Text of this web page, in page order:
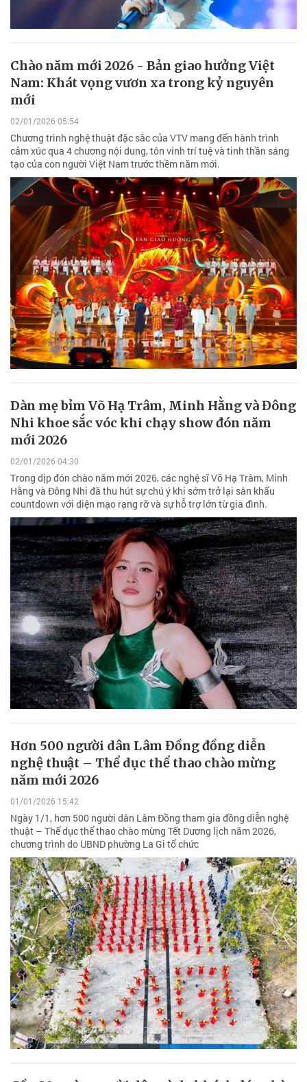
Chào năm mới 2026 - Bản giao hưởng Việt
Nam: Khát vọng vươn xa trong kỷ nguyên
mới
02/01/2026 05:54
Chương trình nghệ thuật đặc sắc của VTV mang đến hành trình
cảm xúc qua 4 chương nội dung, tôn vinh trí tuệ và tinh thần sáng
tạo của con người Việt Nam trước thềm năm mới.
Dàn mẹ bỉm Võ Hạ Trâm, Minh Hằng và Đông
Nhi khoe sắc vóc khi chạy show đón năm
mới 2026
02/01/2026 04:30
Trong dịp đón chào năm mới 2026, các nghệ sĩ Võ Hạ Trâm, Minh
Hằng và Đông Nhi đã thu hút sự chú ý khi sớm trở lại sân khấu
countdown với diện mạo rạng rỡ và sự hỗ trợ lớn từ gia đình.
Hơn 500 người dân Lâm Đồng đồng diễn
nghệ thuật – Thể dục thể thao chào mừng
năm mới 2026
01/01/2026 15:42
Ngày 1/1, hơn 500 người dân Lâm Đồng tham gia đồng diễn nghệ
thuật – Thể dục thể thao chào mừng Tết Dương lịch năm 2026,
chương trình do UBND phường La Gi tổ chức